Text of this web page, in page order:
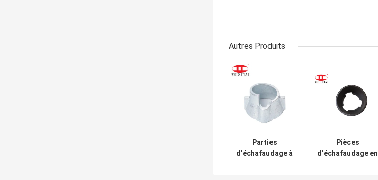
Autres Produits
Parties
d'échafaudage à
Pièces
d'échafaudage en